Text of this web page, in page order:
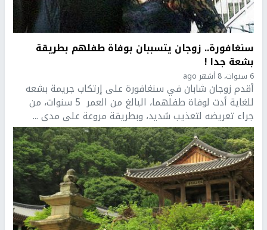
سنغافورة.. زوجان يتسببان بوفاة طفلهم بطريقة
بشعة جدا !
6 سنوات، 8 أشهر ago
أقدم زوجان شابان في سنغافورة على إرتكاب جريمة بشعه
للغاية أدت لوفاة طفلهما، البالغ من العمر 5 سنوات، من
جراء تعريضه لتعذيب شديد، وبطريقة مروعة على مدى ...